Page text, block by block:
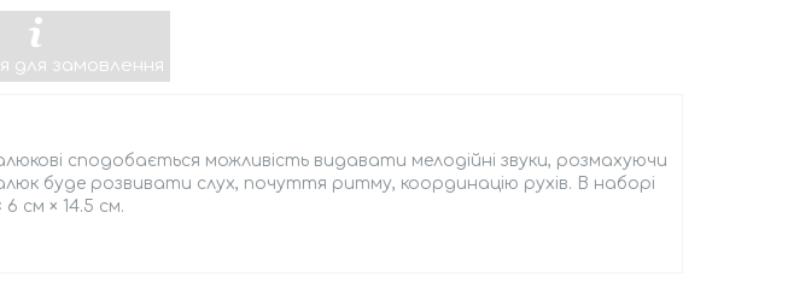
для замовлення
сподобається можливість видавати мелодійні звуки, розмахуючи
буде розвивати слух, почуття ритму, координацію рухів. В наборі
см × 14.5 см.